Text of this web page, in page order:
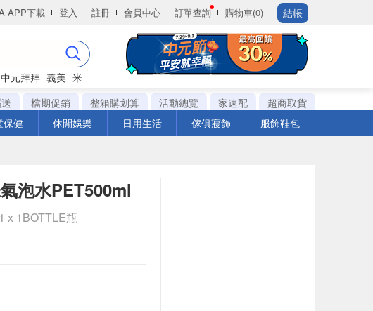
APP下載 登入 註冊 會員中心 訂單查詢 購物車(0) 結帳
中元拜拜 義美 米
檔期促銷 整箱購划算 活動總覽 家速配
超商取貨
保健 休閒娛樂 日用生活 傢俱寢飾 服飾鞋包
泡水PET500ml
x 1BOTTLE瓶